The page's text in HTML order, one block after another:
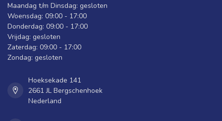
Maandag t/m Dinsdag: gesloten
Woensdag: 09:00 - 17:00
Donderdag: 09:00 - 17:00
Vrijdag: gesloten
Zaterdag: 09:00 - 17:00
Zondag: gesloten
Hoeksekade 141
2661 JL Bergschenhoek
Nederland